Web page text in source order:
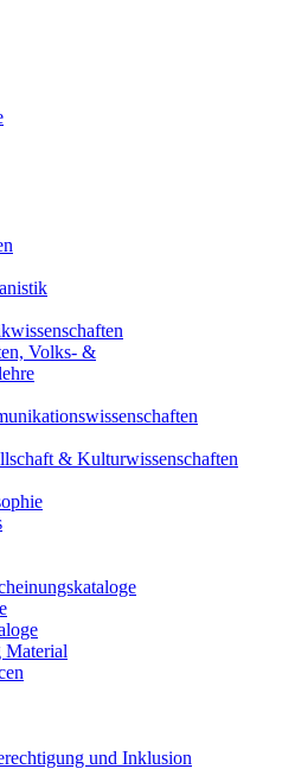
Volks- &
& Kulturwissenschaften
Material
und Inklusion